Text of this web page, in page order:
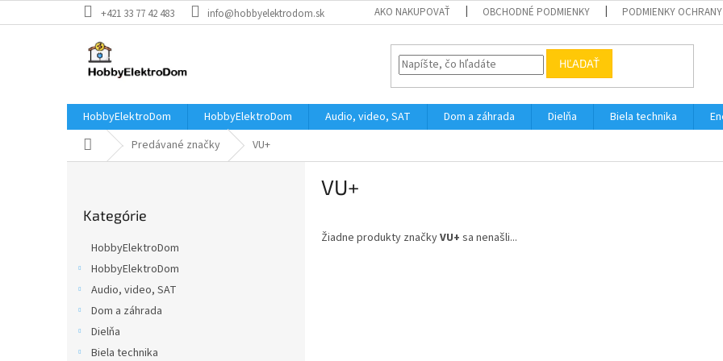
na
+421 33 77 42 483 info@hobbyelektrodom.sk AKO NAKUPOVAŤ OBCHODNÉ PODMIENKY PODMIENKY OCHRANY
HĽADAŤ
HobbyElektroDom HobbyElektroDom Audio, video, SAT Dom a záhrada Dielňa Biela technika
DomovPredávané značky VU+
kategórie
Kategórie
HobbyElektroDom
HobbyElektroDom
Audio, video, SAT
Dom a záhrada
Dielňa
Biela technika
VU+
Žiadne produkty značkyVU+ sa nenašli...